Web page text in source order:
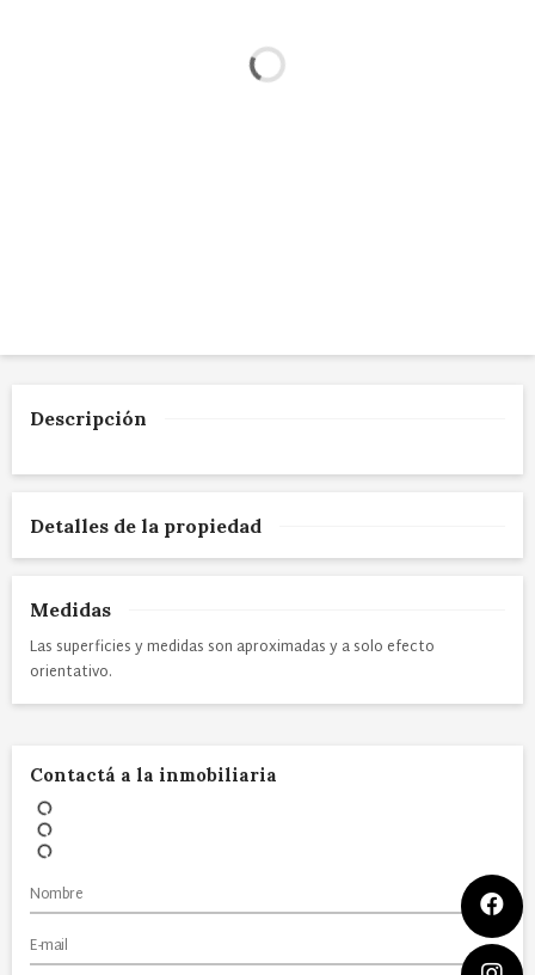
Descripción
Detalles de la propiedad
Medidas
Las superficies y medidas son aproximadas y a solo efecto
orientativo.
Contactá a la inmobiliaria